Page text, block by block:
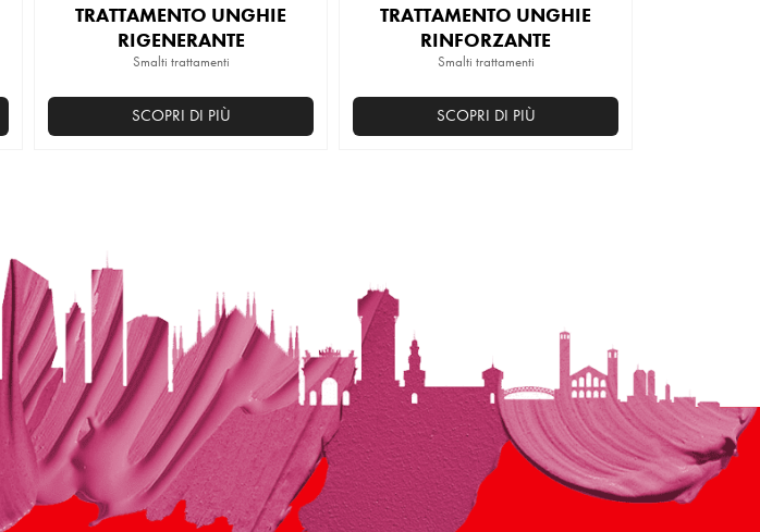
TRATTAMENTO UNGHIE
RIGENERANTE
Smalti trattamenti
SCOPRI DI PIÙ
TRATTAMENTO UNGHIE
RINFORZANTE
Smalti trattamenti
SCOPRI DI PIÙ